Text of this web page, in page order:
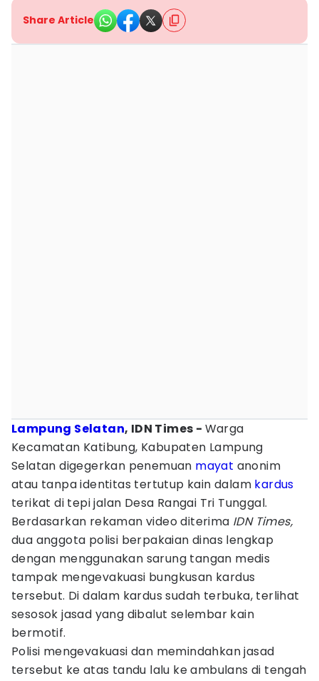
Share Article
Lampung Selatan, IDN Times - Warga
Kecamatan Katibung, Kabupaten Lampung
Selatan digegerkan penemuan mayat anonim
atau tanpa identitas tertutup kain dalam kardus
terikat di tepi jalan Desa Rangai Tri Tunggal.
Berdasarkan rekaman video diterima IDN Times,
dua anggota polisi berpakaian dinas lengkap
dengan menggunakan sarung tangan medis
tampak mengevakuasi bungkusan kardus
tersebut. Di dalam kardus sudah terbuka, terlihat
sesosok jasad yang dibalut selembar kain
bermotif.
Polisi mengevakuasi dan memindahkan jasad
tersebut ke atas tandu lalu ke ambulans di tengah